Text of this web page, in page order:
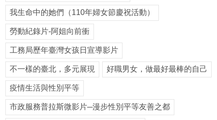
平
等
辦
公
室
性
別
平
等
委
員
我生命中的她們（110年婦女節慶祝活動）
勞動紀錄片-阿姐向前衝
工務局歷年臺灣女孩日宣導影片
不一樣的臺北，多元展現 好職男女，做最好最棒的自己
疫情生活與性別平等
市政服務普拉斯微影片─漫步性別平等友善之都